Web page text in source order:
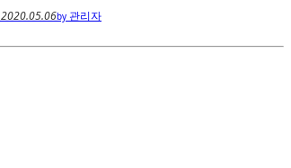
2020.05.06by 관리자